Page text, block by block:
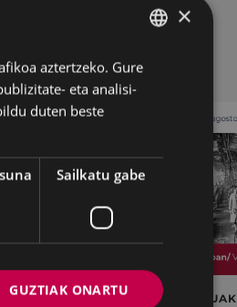
BISITA GIDATUAK
BASQUE
SPANISH
×
aztertzeko. Gure
eta analisi-
duten beste
Sailkatu gabe
GUZTIAK ONARTU